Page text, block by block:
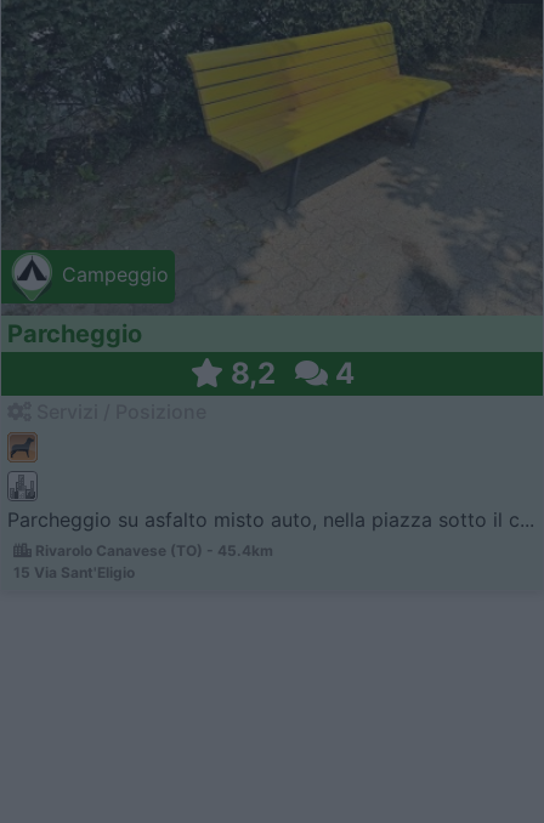
Campeggio
Parcheggio
8,2 4
Parcheggio su asfalto misto auto, nella piazza sotto il c...
Rivarolo Canavese (TO) - 45.4km
15 Via Sant'Eligio